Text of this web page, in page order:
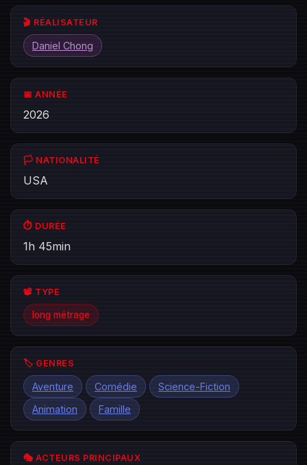
🎬 RÉALISATEUR
Daniel Chong
📅 ANNÉE
2026
🏳️ NATIONALITÉ
USA
⏱️ DURÉE
1h 45min
📽️ TYPE
long métrage
🏷️ GENRES
Aventure Comédie
Science-Fiction
Animation
Famille
🎭 ACTEURS PRINCIPAUX